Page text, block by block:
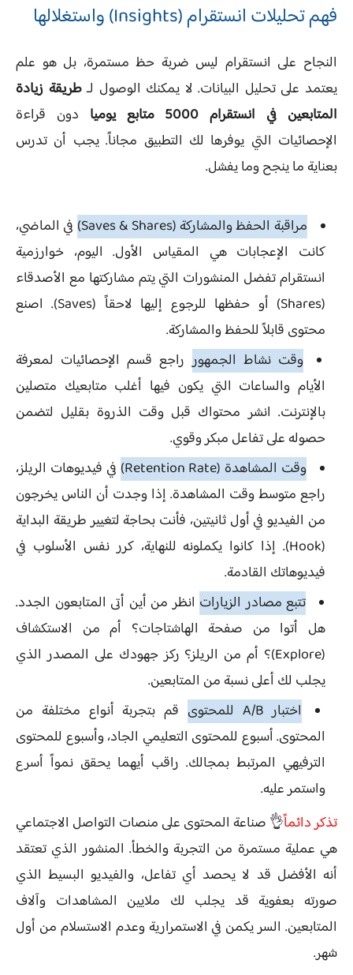
فهم تحليلات انستقرام (Insights) واستغلالها
النجاح على انستقرام ليس ضربة حظ مستمرة، بل هو علم
يعتمد على تحليل البيانات. لا يمكنك الوصول لـطريقة زيادة
المتابعين في انستقرام 5000 متابع يوميا
دون قراءة
الإحصائيات التي يوفرها لك التطبيق مجاناً. يجب أن تدرس
بعناية ما ينجح وما يفشل.
مراقبة الحفظ والمشاركة (Saves & Shares)
في الماضي،
كانت الإعجابات هي المقياس الأول. اليوم، خوارزمية
انستقرام تفضل المنشورات التي يتم مشاركتها مع الأصدقاء
(Shares) أو حفظها للرجوع إليها لاحقاً (Saves). اصنع
محتوى قابلاً للحفظ والمشاركة.
وقت نشاط الجمهورراجع قسم الإحصائيات لمعرفة
الأيام والساعات التي يكون فيها أغلب متابعيك متصلين
بالإنترنت. انشر محتواك قبل وقت الذروة بقليل لتضمن
حصوله على تفاعل مبكر وقوي.
وقت المشاهدة (Retention Rate)
في فيديوهات الريلز،
راجع متوسط وقت المشاهدة. إذا وجدت أن الناس يخرجون
من الفيديو في أول ثانيتين، فأنت بحاجة لتغيير طريقة البداية
(Hook). إذا كانوا يكملونه للنهاية، كرر نفس الأسلوب في
فيديوهاتك القادمة.
تتبع مصادر الزيارات انظر من أين أتى المتابعون الجدد.
هل أتوا من صفحة الهاشتاجات؟ أم من الاستكشاف
(Explore)؟ أم من الريلز؟ ركز جهودك على المصدر الذي
يجلب لك أعلى نسبة من المتابعين.
اختبار A/B للمحتوى
قم بتجربة أنواع مختلفة من
المحتوى. أسبوع للمحتوى التعليمي الجاد، وأسبوع للمحتوى
الترفيهي المرتبط بمجالك. راقب أيهما يحقق نمواً أسرع
واستمر عليه.
تذكر دائماً👌 صناعة المحتوى على منصات التواصل الاجتماعي
هي عملية مستمرة من التجربة والخطأ. المنشور الذي تعتقد
أنه الأفضل قد لا يحصد أي تفاعل، والفيديو البسيط الذي
صورته بعفوية قد يجلب لك ملايين المشاهدات وآلاف
المتابعين. السر يكمن في الاستمرارية وعدم الاستسلام من أول
شهر.